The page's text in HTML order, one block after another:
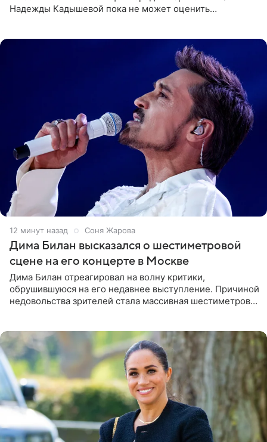
Надежды Кадышевой пока не может оценить
13 минут назад Соня Жарова
Дима Билан высказался о шестиметровой
сцене на его концерте в Москве
Дима Билан отреагировал на волну критики,
обрушившуюся на его недавнее выступление. Причиной
недовольства зрителей стала массивная шестиметровая